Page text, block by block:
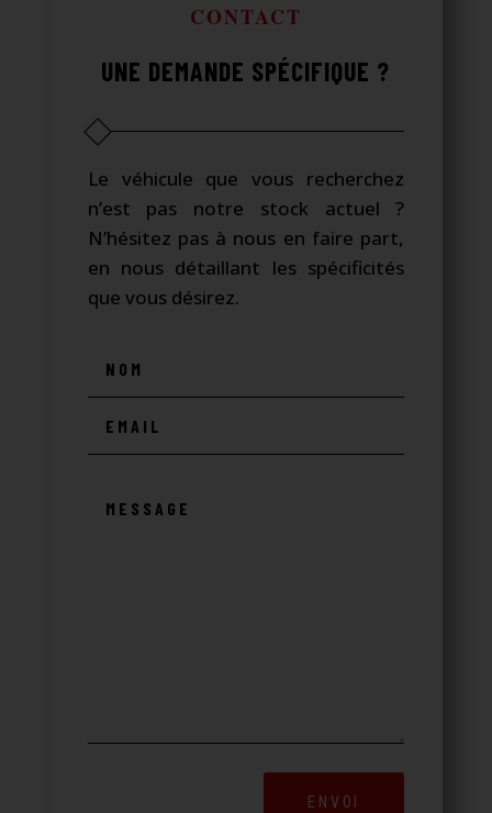
CONTACT
UNE DEMANDE SPÉCIFIQUE ?
Le véhicule que vous recherchez
n’est pas notre stock actuel ?
N’hésitez pas à nous en faire part,
en nous détaillant les spécificités
que vous désirez.
ENVOI